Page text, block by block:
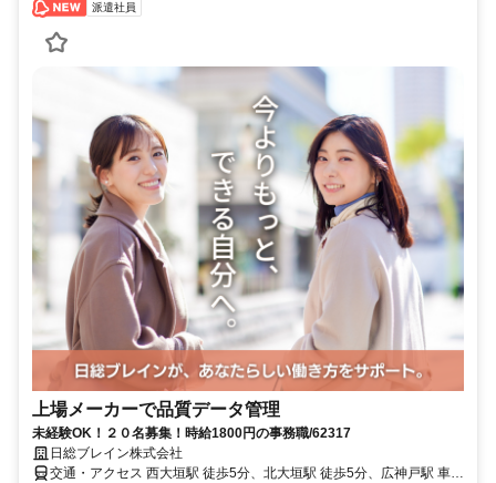
派遣社員
上場メーカーで品質データ管理
未経験OK！２０名募集！時給1800円の事務職/62317
日総ブレイン株式会社
交通・アクセス 西大垣駅 徒歩5分、北大垣駅 徒歩5分、広神戸駅 車8